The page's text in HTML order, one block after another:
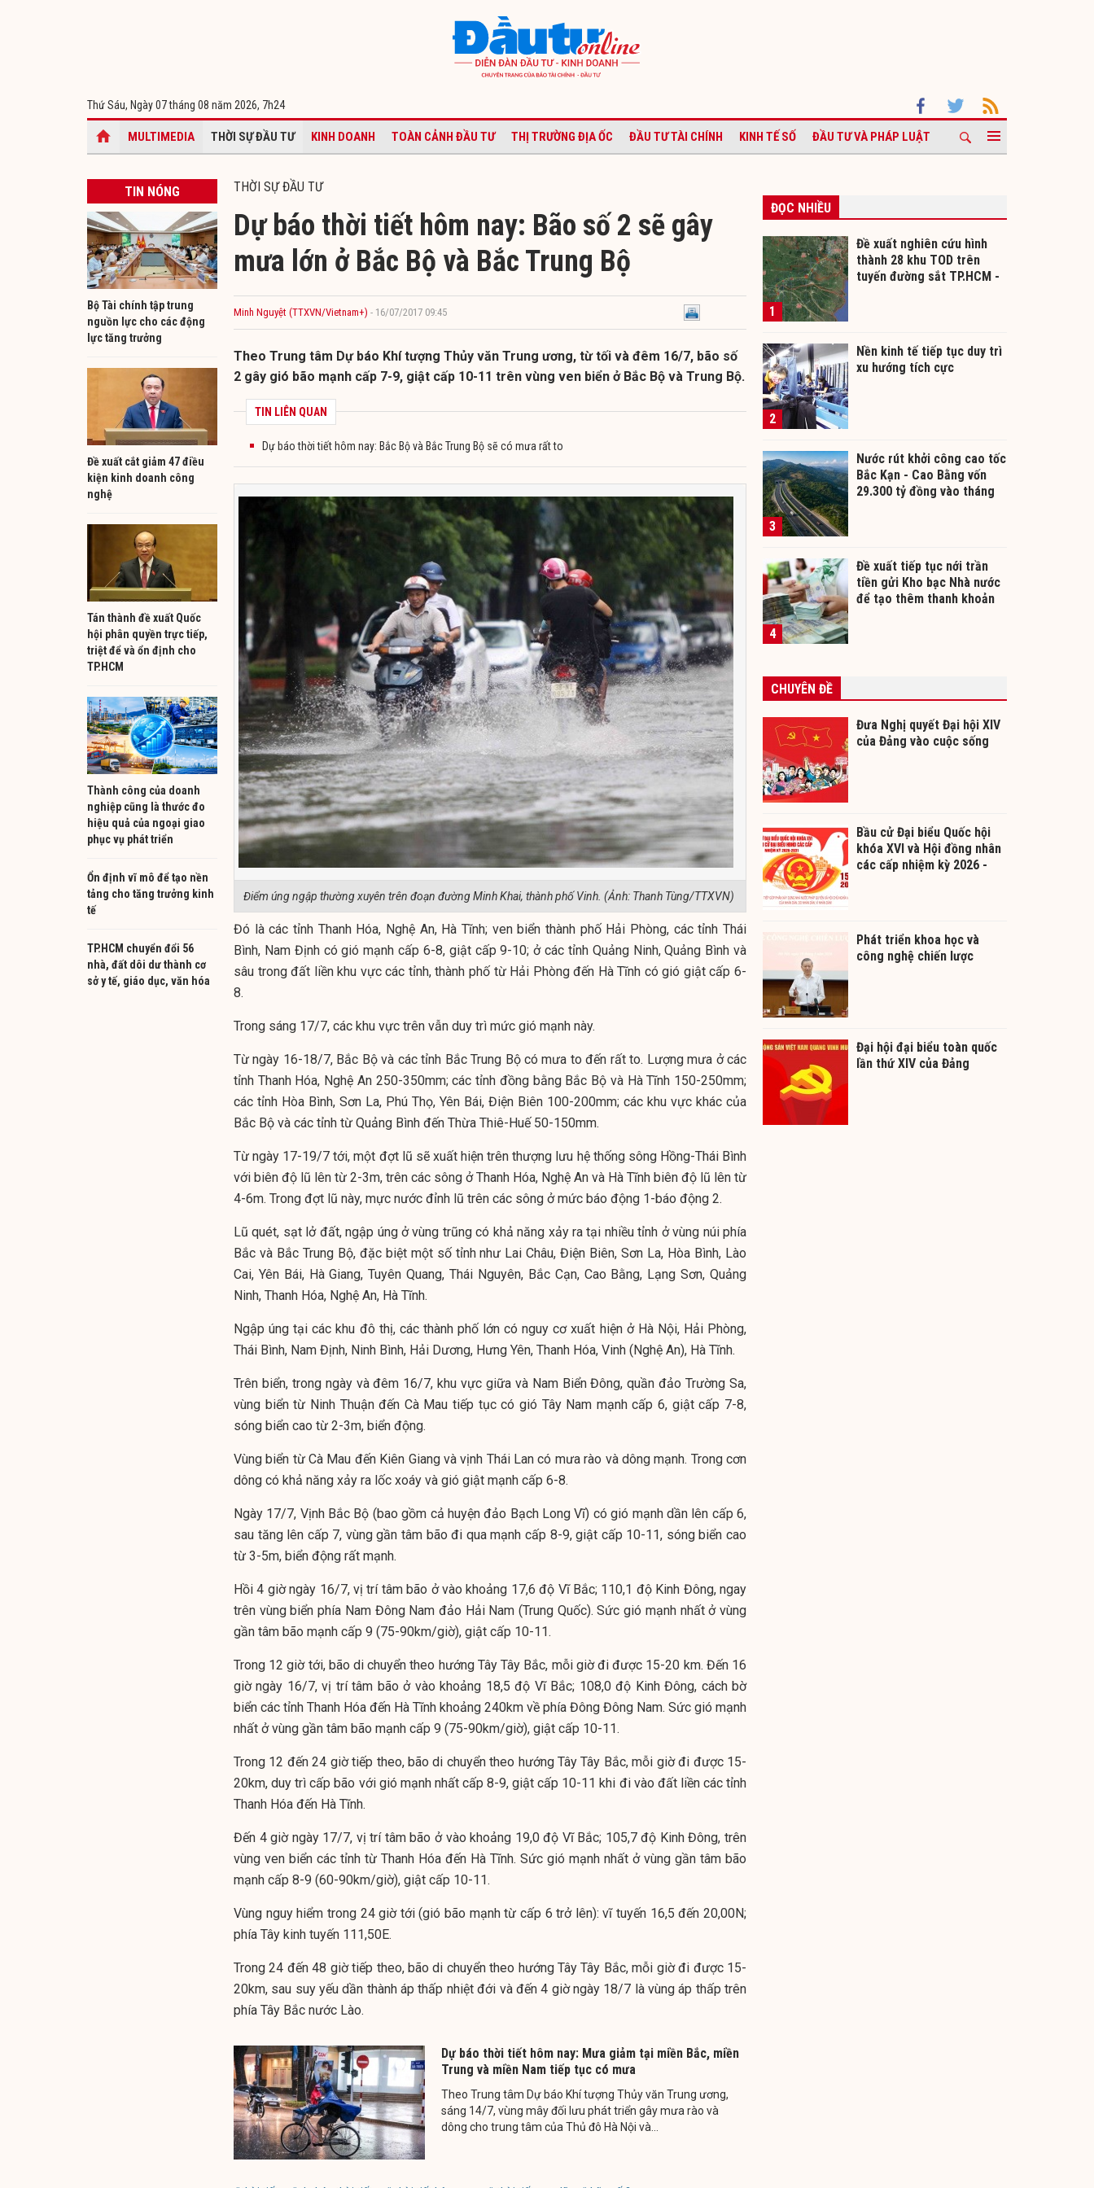
Thứ Sáu, Ngày 07 tháng 08 năm 2026, 7h24
MULTIMEDIA THỜI SỰ ĐẦU TƯ KINH DOANH TOÀN CẢNH ĐẦU TƯ THỊ TRƯỜNG ĐỊA ỐC ĐẦU TƯ TÀI CHÍNH KINH TẾ SỐ ĐẦU TƯ VÀ PHÁP LUẬT
TIN NÓNG
Bộ Tài chính tập trung
nguồn lực cho các động
lực tăng trưởng
​Đề xuất cắt giảm 47 điều
kiện kinh doanh công
nghệ
Tán thành đề xuất Quốc
hội phân quyền trực tiếp,
triệt để và ổn định cho
TP.HCM
Thành công của doanh
nghiệp cũng là thước đo
hiệu quả của ngoại giao
phục vụ phát triển
Ổn định vĩ mô để tạo nền
tảng cho tăng trưởng kinh
tế
TP.HCM chuyển đổi 56
nhà, đất dôi dư thành cơ
sở y tế, giáo dục, văn hóa
THỜI SỰ ĐẦU TƯ
Dự báo thời tiết hôm nay: Bão số 2 sẽ gây
mưa lớn ở Bắc Bộ và Bắc Trung Bộ
Minh Nguyệt (TTXVN/Vietnam+) - 16/07/2017 09:45
Theo Trung tâm Dự báo Khí tượng Thủy văn Trung ương, từ tối và đêm 16/7, bão số
2 gây gió bão mạnh cấp 7-9, giật cấp 10-11 trên vùng ven biển ở Bắc Bộ và Trung Bộ.
TIN LIÊN QUAN
Dự báo thời tiết hôm nay: Bắc Bộ và Bắc Trung Bộ sẽ có mưa rất to
Điểm úng ngập thường xuyên trên đoạn đường Minh Khai, thành phố Vinh. (Ảnh: Thanh Tùng/TTXVN)
Đó là các tỉnh Thanh Hóa, Nghệ An, Hà Tĩnh; ven biển thành phố Hải Phòng, các tỉnh Thái
Bình, Nam Định có gió mạnh cấp 6-8, giật cấp 9-10; ở các tỉnh Quảng Ninh, Quảng Bình và
sâu trong đất liền khu vực các tỉnh, thành phố từ Hải Phòng đến Hà Tĩnh có gió giật cấp 6-
8.
Trong sáng 17/7, các khu vực trên vẫn duy trì mức gió mạnh này.
Từ ngày 16-18/7, Bắc Bộ và các tỉnh Bắc Trung Bộ có mưa to đến rất to. Lượng mưa ở các
tỉnh Thanh Hóa, Nghệ An 250-350mm; các tỉnh đồng bằng Bắc Bộ và Hà Tĩnh 150-250mm;
các tỉnh Hòa Bình, Sơn La, Phú Thọ, Yên Bái, Điện Biên 100-200mm; các khu vực khác của
Bắc Bộ và các tỉnh từ Quảng Bình đến Thừa Thiê​-Huế 50-150mm.
Từ ngày 17-19/7 tới, một đợt lũ sẽ xuất hiện trên thượng lưu hệ thống sông Hồng-Thái Bình
với biên độ lũ lên từ 2-3m, trên các sông ở Thanh Hóa, Nghệ An và Hà Tĩnh biên độ lũ lên từ
4-6m. Trong đợt lũ này, mực nước đỉnh lũ trên các sông ở mức báo động 1-báo động 2.
Lũ quét, sạt lở đất, ngập úng ở vùng trũng có khả năng xảy ra tại nhiều tỉnh ở vùng núi phía
Bắc và Bắc Trung Bộ, đặc biệt một số tỉnh như Lai Châu, Điện Biên, Sơn La, Hòa Bình, Lào
Cai, Yên Bái, Hà Giang, Tuyên Quang, Thái Nguyên, Bắc Cạn, Cao Bằng, Lạng Sơn, Quảng
Ninh, Thanh Hóa, Nghệ An, Hà Tĩnh.
Ngập úng tại các khu đô thị, các thành phố lớn có nguy cơ xuất hiện ở Hà Nội, Hải Phòng,
Thái Bình, Nam Định, Ninh Bình, Hải Dương, Hưng Yên, Thanh Hóa, Vinh (Nghệ An), Hà Tĩnh.
Trên biển, trong ngày và đêm 16/7, khu vực giữa và Nam Biển Đông, quần đảo Trường Sa,
vùng biển từ Ninh Thuận đến Cà Mau tiếp tục có gió Tây Nam mạnh cấp 6, giật cấp 7-8,
sóng biển cao từ 2-3m, biển động.
Vùng biển từ Cà Mau đến Kiên Giang và vịnh Thái Lan có mưa rào và dông mạnh. Trong cơn
dông có khả năng xảy ra lốc xoáy và gió giật mạnh cấp 6-8.
Ngày 17/7, Vịnh Bắc Bộ (bao gồm cả huyện đảo Bạch Long Vĩ) có gió mạnh dần lên cấp 6,
sau tăng lên cấp 7, vùng gần tâm bão đi qua mạnh cấp 8-9, giật cấp 10-11, sóng biển cao
từ 3-5m, biển động rất mạnh.
Hồi 4 giờ ngày 16/7, vị trí tâm bão ở vào khoảng 17,6 độ Vĩ Bắc; 110,1 độ Kinh Đông, ngay
trên vùng biển phía Nam Đông Nam đảo Hải Nam (Trung Quốc). Sức gió mạnh nhất ở vùng
gần tâm bão mạnh cấp 9 (75-90km/giờ), giật cấp 10-11.
Trong 12 giờ tới, bão di chuyển theo hướng Tây Tây Bắc, mỗi giờ đi được 15-20 km. Đến 16
giờ ngày 16/7, vị trí tâm bão ở vào khoảng 18,5 độ Vĩ Bắc; 108,0 độ Kinh Đông, cách bờ
biển các tỉnh Thanh Hóa đến Hà Tĩnh khoảng 240km về phía Đông Đông Nam. Sức gió mạnh
nhất ở vùng gần tâm bão mạnh cấp 9 (75-90km/giờ), giật cấp 10-11.
Trong 12 đến 24 giờ tiếp theo, bão di chuyển theo hướng Tây Tây Bắc, mỗi giờ đi được 15-
20km, duy trì cấp bão với gió mạnh nhất cấp 8-9, giật cấp 10-11 khi đi vào đất liền các tỉnh
Thanh Hóa đến Hà Tĩnh.
Đến 4 giờ ngày 17/7, vị trí tâm bão ở vào khoảng 19,0 độ Vĩ Bắc; 105,7 độ Kinh Đông, trên
vùng ven biển các tỉnh từ Thanh Hóa đến Hà Tĩnh. Sức gió mạnh nhất ở vùng gần tâm bão
mạnh cấp 8-9 (60-90km/giờ), giật cấp 10-11.
Vùng nguy hiểm trong 24 giờ tới (gió bão mạnh từ cấp 6 trở lên): vĩ tuyến 16,5 đến 20,00N;
phía Tây kinh tuyến 111,50E.
Trong 24 đến 48 giờ tiếp theo, bão di chuyển theo hướng Tây Tây Bắc, mỗi giờ đi được 15-
20km, sau suy yếu dần thành áp thấp nhiệt đới và đến 4 giờ ngày 18/7 là vùng áp thấp trên
phía Tây Bắc nước Lào.
Dự báo thời tiết hôm nay: Mưa giảm tại miền Bắc, miền
Trung và miền Nam tiếp tục có mưa
Theo Trung tâm Dự báo Khí tượng Thủy văn Trung ương,
sáng 14/7, vùng mây đối lưu phát triển gây mưa rào và
dông cho trung tâm của Thủ đô Hà Nội và...
ĐỌC NHIỀU
1
Đề xuất nghiên cứu hình
thành 28 khu TOD trên
tuyến đường sắt TP.HCM -
2
Nền kinh tế tiếp tục duy trì
xu hướng tích cực
3
Nước rút khởi công cao tốc
Bắc Kạn - Cao Bằng vốn
29.300 tỷ đồng vào tháng
4
Đề xuất tiếp tục nới trần
tiền gửi Kho bạc Nhà nước
để tạo thêm thanh khoản
CHUYÊN ĐỀ
Đưa Nghị quyết Đại hội XIV
của Đảng vào cuộc sống
Bầu cử Đại biểu Quốc hội
khóa XVI và Hội đồng nhân
các cấp nhiệm kỳ 2026 -
Phát triển khoa học và
công nghệ chiến lược
Đại hội đại biểu toàn quốc
lần thứ XIV của Đảng